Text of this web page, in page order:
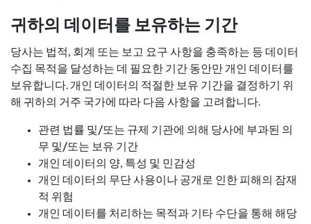
귀하의 데이터를 보유하는 기간
당사는 법적, 회계 또는 보고 요구 사항을 충족하는 등 데이터
수집 목적을 달성하는 데 필요한 기간 동안만 개인 데이터를
보유합니다. 개인 데이터의 적절한 보유 기간을 결정하기 위
해 귀하의 거주 국가에 따라 다음 사항을 고려합니다.
관련 법률 및/또는 규제 기관에 의해 당사에 부과된 의
무 및/또는 보유 기간
개인 데이터의 양, 특성 및 민감성
개인 데이터의 무단 사용이나 공개로 인한 피해의 잠재
적 위험
개인 데이터를 처리하는 목적과 기타 수단을 통해 해당